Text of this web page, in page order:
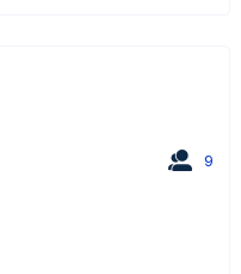
9